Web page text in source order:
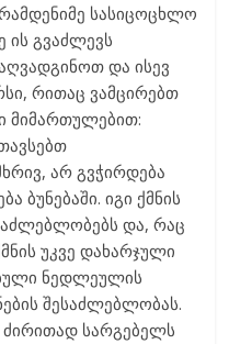
სასიცოცხლო
ის გვაძლევს
და ისევ
რითაც ვამცირებთ
მიმართულებით:
არ გვჭირდება
ბუნებაში. იგი ქმნის
და, რაც
უკვე დახარჯული
ნედლეულის
შესაძლებლობას.
სარგებელს